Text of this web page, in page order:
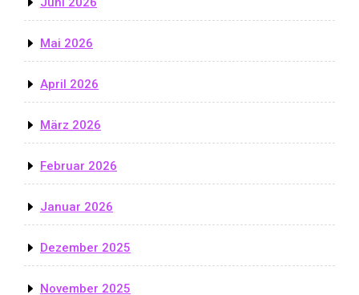
Mai 2026
April 2026
März 2026
Februar 2026
Januar 2026
Dezember 2025
November 2025